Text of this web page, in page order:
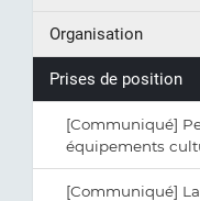
Organisation
Prises de position
[Communiqué]
équipements
[Communiqué]